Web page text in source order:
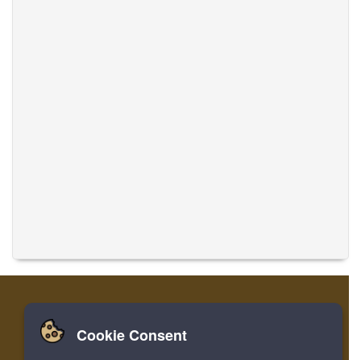
Zuhause Einloggen
Cookie Consent